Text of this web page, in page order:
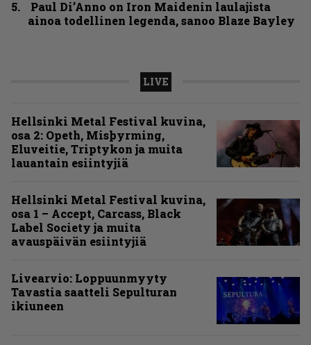
Paul Di’Anno on Iron Maidenin laulajista
ainoa todellinen legenda, sanoo Blaze Bayley
LIVE
Hellsinki Metal Festival kuvina,
osa 2: Opeth, Misþyrming,
Eluveitie, Triptykon ja muita
lauantain esiintyjiä
Hellsinki Metal Festival kuvina,
osa 1 – Accept, Carcass, Black
Label Society ja muita
avauspäivän esiintyjiä
Livearvio: Loppuunmyyty
Tavastia saatteli Sepulturan
ikiuneen